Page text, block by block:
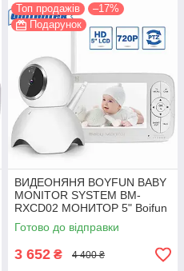
Топ продажів
–17%
Подарунок
ВИДЕОНЯНЯ BOYFUN BABY
MONITOR SYSTEM BM-
RXCD02 МОНИТОР 5" Boifun
Готово до відправки
3 652 ₴ 4 400 ₴